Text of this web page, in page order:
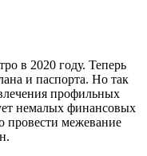
в 2020 году. Теперь
и паспорта. Но так
профильных
немалых финансовых
провести межевание